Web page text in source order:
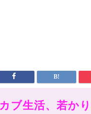
ブ生活、若か